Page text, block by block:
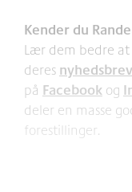
Kender du
Lær dem bedre
deres nyhedsbrev
på Facebook og
deler en masse
forestillinger.